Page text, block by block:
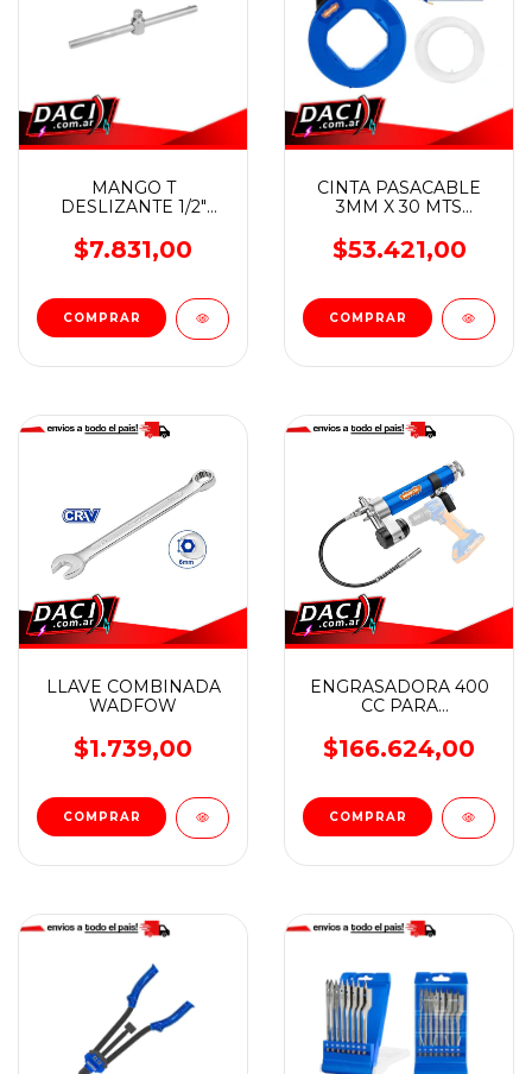
MANGO T
DESLIZANTE 1/2"
WADFOW
$7.831,00
CINTA PASACABLE
3MM X 30 MTS
$53.421,00
LLAVE COMBINADA
WADFOW
$1.739,00
COMPRAR
ENGRASADORA 400
CC PARA
WADFOW
$166.624,00